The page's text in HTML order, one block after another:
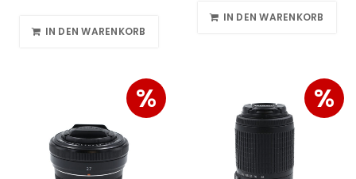
IN DEN WARENKORB
IN DEN WARENKORB
% %